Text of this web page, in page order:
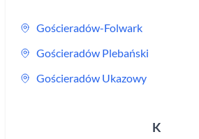
Gościeradów-Folwark
Gościeradów Plebański
Gościeradów Ukazowy
K